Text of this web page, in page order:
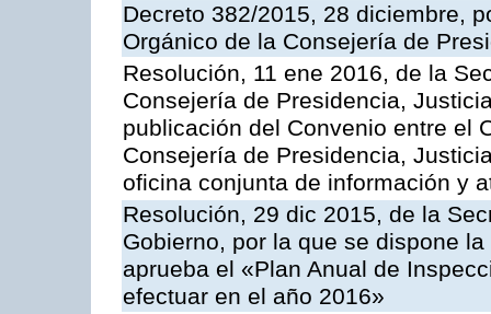
Decreto 382/2015, 28 diciembre,
Orgánico de la Consejería de
Resolución, 11 ene 2016, de la
Consejería de Presidencia,
publicación del Convenio entre el
Consejería de Presidencia,
oficina conjunta de información y
Resolución, 29 dic 2015, de la
Gobierno, por la que se dispone
aprueba el «Plan Anual de
efectuar en el año 2016»